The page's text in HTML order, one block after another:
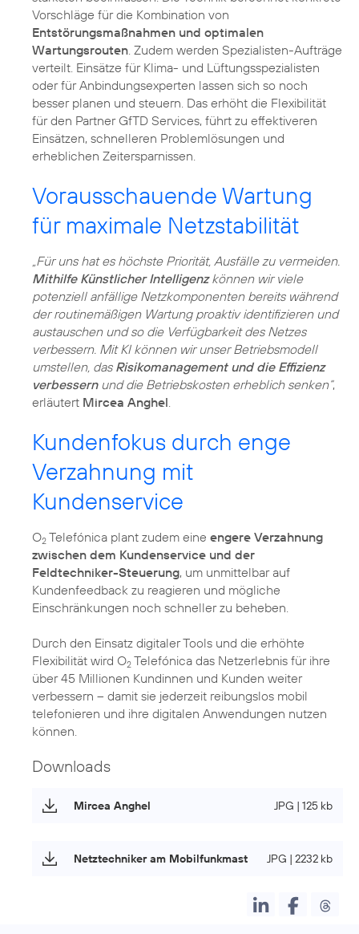
Vorschläge für die Kombination von
Entstörungsmaßnahmen und optimalen
Wartungsrouten. Zudem werden Spezialisten-Aufträge
verteilt. Einsätze für Klima- und Lüftungsspezialisten
oder für Anbindungsexperten lassen sich so noch
besser planen und steuern. Das erhöht die Flexibilität
für den Partner GfTD Services, führt zu effektiveren
Einsätzen, schnelleren Problemlösungen und
erheblichen Zeitersparnissen.
Vorausschauende Wartung
für maximale Netzstabilität
„Für uns hat es höchste Priorität, Ausfälle zu vermeiden.
Mithilfe Künstlicher Intelligenzkönnen wir viele
potenziell anfällige Netzkomponenten bereits während
der routinemäßigen Wartung proaktiv identifizieren und
austauschen und so die Verfügbarkeit des Netzes
verbessern. Mit KI können wir unser Betriebsmodell
umstellen, das Risikomanagement und die Effizienz
verbessernund die Betriebskosten erheblich senken“,
erläutert Mircea Anghel.
Kundenfokus durch enge
Verzahnung mit
Kundenservice
O2 Telefónica plant zudem eine engere Verzahnung
zwischen dem Kundenservice und der
Feldtechniker-Steuerung, um unmittelbar auf
Kundenfeedback zu reagieren und mögliche
Einschränkungen noch schneller zu beheben.
Durch den Einsatz digitaler Tools und die erhöhte
Flexibilität wird O2 Telefónica das Netzerlebnis für ihre
über 45 Millionen Kundinnen und Kunden weiter
verbessern – damit sie jederzeit reibungslos mobil
telefonieren und ihre digitalen Anwendungen nutzen
können.
Downloads
Mircea Anghel JPG | 125 kb
Netztechniker am Mobilfunkmast JPG | 2232 kb